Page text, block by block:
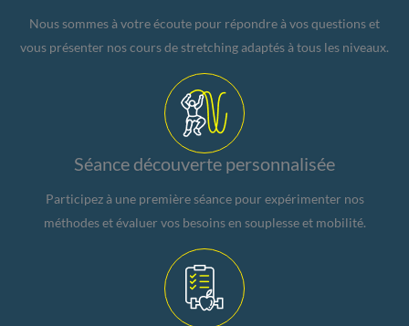
Nous sommes à votre écoute pour répondre à vos questions et
vous présenter nos cours de stretching adaptés à tous les niveaux.
Séance découverte personnalisée
Participez à une première séance pour expérimenter nos
méthodes et évaluer vos besoins en souplesse et mobilité.